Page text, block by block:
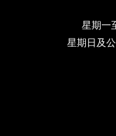
星期一
星期日及